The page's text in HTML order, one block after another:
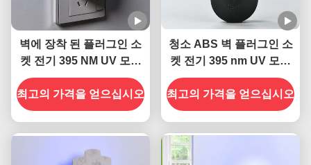
벽에 장착 된 플러그인 소
켓 전기 395 NM UV 모기
살생 램프 비행 곤충 살생
최고의 가격을 얻으십시오
청소 ABS 벽 플러그인 소
켓 전기 395 nm UV 모기
살상 램프 비행 곤충 살상
함정
최고의 가격을 얻으십시오